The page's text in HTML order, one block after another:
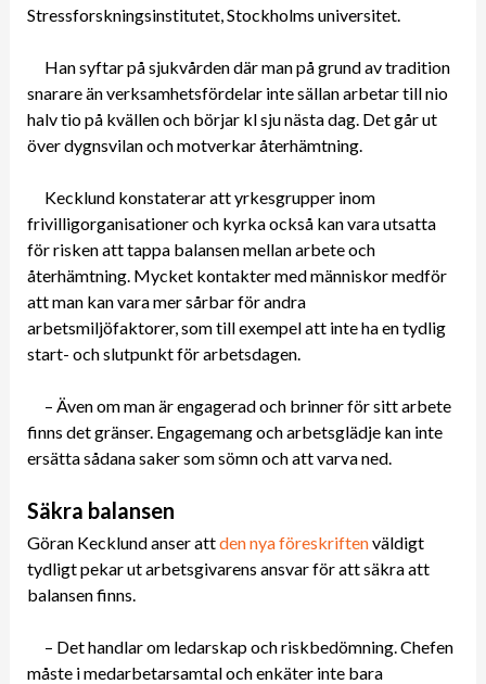
Stressforskningsinstitutet, Stockholms universitet.
Han syftar på sjukvården där man på grund av tradition
snarare än verksamhetsfördelar inte sällan arbetar till nio
halv tio på kvällen och börjar kl sju nästa dag. Det går ut
över dygnsvilan och motverkar återhämtning.
Kecklund konstaterar att yrkesgrupper inom
frivilligorganisationer och kyrka också kan vara utsatta
för risken att tappa balansen mellan arbete och
återhämtning. Mycket kontakter med människor medför
att man kan vara mer sårbar för andra
arbetsmiljöfaktorer, som till exempel att inte ha en tydlig
start- och slutpunkt för arbetsdagen.
– Även om man är engagerad och brinner för sitt arbete
finns det gränser. Engagemang och arbetsglädje kan inte
ersätta sådana saker som sömn och att varva ned.
Säkra balansen
Göran Kecklund anser attden nya föreskriftenväldigt
tydligt pekar ut arbetsgivarens ansvar för att säkra att
balansen finns.
– Det handlar om ledarskap och riskbedömning. Chefen
måste i medarbetarsamtal och enkäter inte bara